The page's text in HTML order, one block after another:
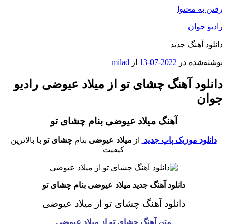
رفتن به محتوا
رادیو جوان
دانلود آهنگ جدید
نوشته‌شده در 2022-07-13 از milad
دانلود آهنگ چشای تو از میلاد عیوضی رادیو
جوان
آهنگ میلاد عیوضی بنام چشای تو
دانلود موزیک پاپ جدید از میلاد عیوضی بنامچشای تو با بالاترین
کیفیت
دانلود آهنگ جدید میلاد عیوضی بنام چشای تو
دانلود آهنگ چشای تو از میلاد عیوضی
متن آهنگ چشای تو از میلاد عیوضی